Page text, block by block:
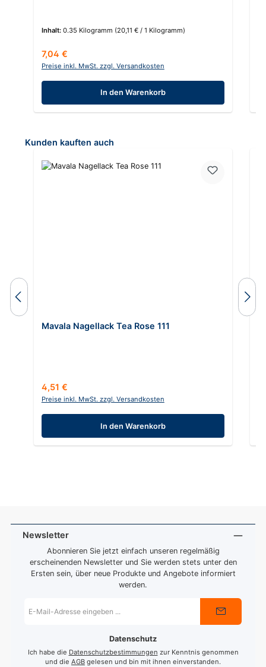
Inhalt: 0.35 Kilogramm (20,11 € / 1 Kilogramm)
Regulärer Preis:
7,04 €
Preise inkl. MwSt. zzgl. Versandkosten
In den Warenkorb
Produktgalerie überspringen
Kunden kauften auch
Mavala Nagellack Tea Rose 111
Regulärer Preis:
4,51 €
Preise inkl. MwSt. zzgl. Versandkosten
In den Warenkorb
Newsletter
Abonnieren Sie jetzt einfach unseren regelmäßig
erscheinenden Newsletter und Sie werden stets unter den
Ersten sein, über neue Produkte und Angebote informiert
werden.
Mail-
Datenschutz
Ich habe die Datenschutzbestimmungen zur Kenntnis genommen
und die AGB gelesen und bin mit ihnen einverstanden.